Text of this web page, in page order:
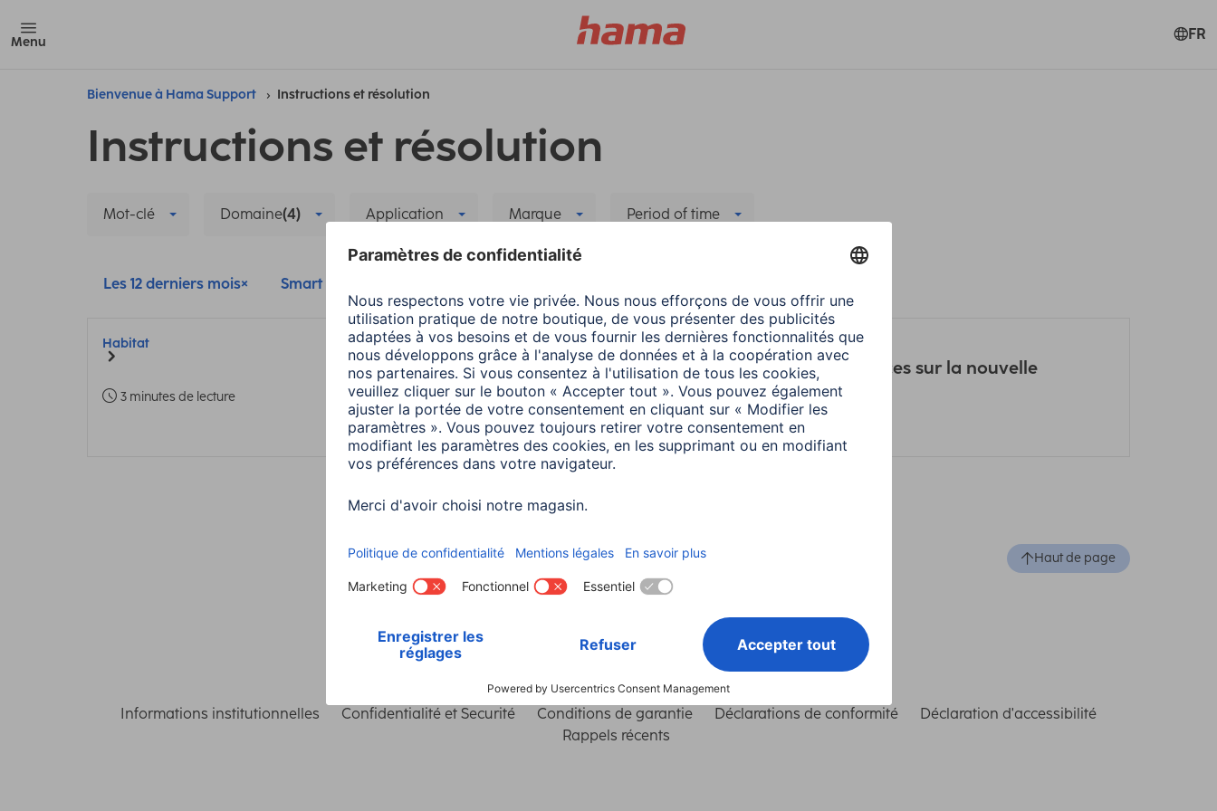
Menu FR
Bienvenue à Hama Support Instructions et résolution
Instructions et résolution
Mot-clé Domaine(4) Application Marque Period of time
Les 12 derniers mois Smart Home
Habitat
3 minutes de lecture
Hama Smart Home
Hama Home : Conseils et astuces sur la nouvelle
application
5 minutes de lecture
Haut de page
Informations institutionnelles Confidentialité et Securité Conditions de garantie Déclarations de conformité
Déclaration d'accessibilité
Rappels récents